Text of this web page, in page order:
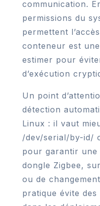
communication.
permissions du
permettent
conteneur est
estimer pour
d’exécution
Un point
détection
Linux : il vaut
/dev/serial/by-id/
pour garantir une
dongle Zigbee,
ou de
pratique évite